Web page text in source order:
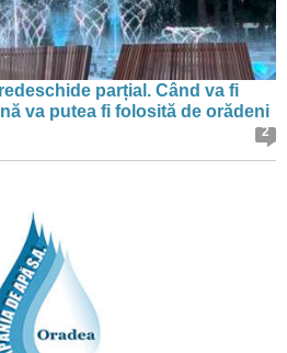
parțial. Când va fi
va putea fi folosită de orădeni
2